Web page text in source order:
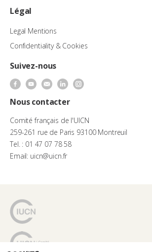
Légal
Legal Mentions
Confidentiality & Cookies
Suivez-nous
Nous contacter
Comité français de l'UICN
259-261 rue de Paris 93100 Montreuil
Tel. : 01 47 07 78 58
Email: uicn@uicn.fr